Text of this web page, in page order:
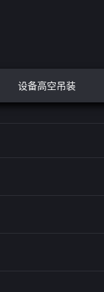
设备高空吊装